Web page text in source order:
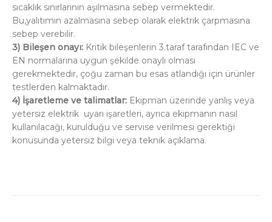
sıcaklık sınırlarının aşılmasına sebep vermektedir.
Bu,yalıtımın azalmasına sebep olarak elektrik çarpmasına
sebep verebilir.
3) Bileşen onayı: Kritik bileşenlerin 3.taraf tarafından IEC ve
EN normalarına uygun şekilde onaylı olması
gerekmektedir, çoğu zaman bu esas atlandığı için ürünler
testlerden kalmaktadır.
4) İşaretleme ve talimatlar: Ekipman üzerinde yanlış veya
yetersiz elektrik uyarı işaretleri, ayrıca ekipmanın nasıl
kullanılacağı, kurulduğu ve servise verilmesi gerektiği
konusunda yetersiz bilgi veya teknik açıklama.